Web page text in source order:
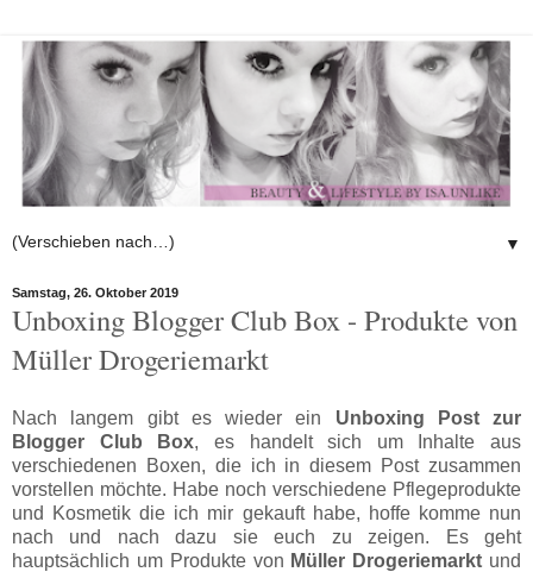
▼
Samstag, 26. Oktober 2019
Unboxing Blogger Club Box - Produkte von
Müller Drogeriemarkt
Nach langem gibt es wieder ein Unboxing Post zur
Blogger Club Box, es handelt sich um Inhalte aus
verschiedenen Boxen, die ich in diesem Post zusammen
vorstellen möchte. Habe noch verschiedene Pflegeprodukte
und Kosmetik die ich mir gekauft habe, hoffe komme nun
nach und nach dazu sie euch zu zeigen. Es geht
hauptsächlich um Produkte von Müller Drogeriemarkt und